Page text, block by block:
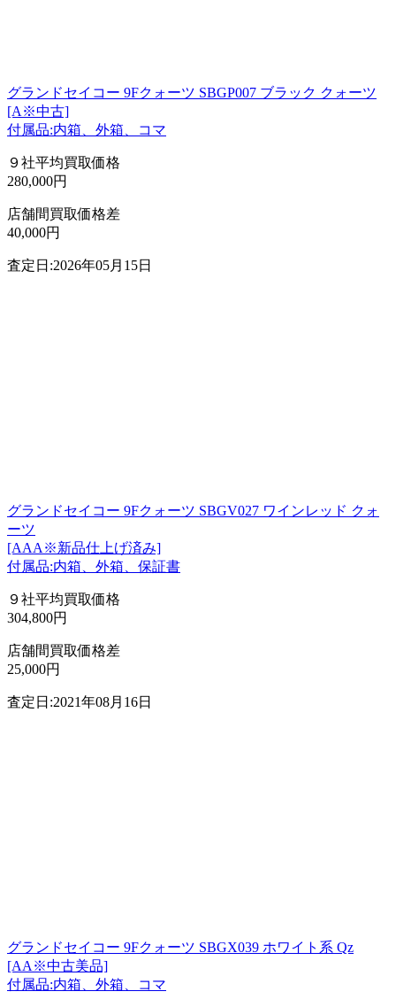
グランドセイコー 9Fクォーツ SBGP007 ブラック クォーツ
[A※中古]
付属品:内箱、外箱、コマ
９社平均買取価格
280,000円
店舗間買取価格差
40,000円
査定日:2026年05月15日
グランドセイコー 9Fクォーツ SBGV027 ワインレッド クォ
ーツ
[AAA※新品仕上げ済み]
付属品:内箱、外箱、保証書
９社平均買取価格
304,800円
店舗間買取価格差
25,000円
査定日:2021年08月16日
グランドセイコー 9Fクォーツ SBGX039 ホワイト系 Qz
[AA※中古美品]
付属品:内箱、外箱、コマ